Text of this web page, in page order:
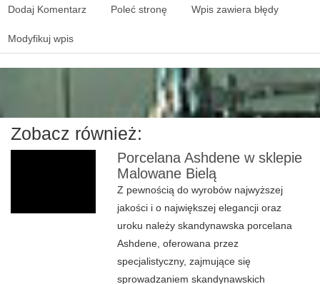
Dodaj Komentarz Poleć stronę Wpis zawiera błędy
Modyfikuj wpis
Zobacz również:
Porcelana Ashdene w sklepie
Malowane Bielą
Z pewnością do wyrobów najwyższej
jakości i o największej elegancji oraz
uroku należy skandynawska porcelana
Ashdene, oferowana przez
specjalistyczny, zajmujące się
sprowadzaniem skandynawskich